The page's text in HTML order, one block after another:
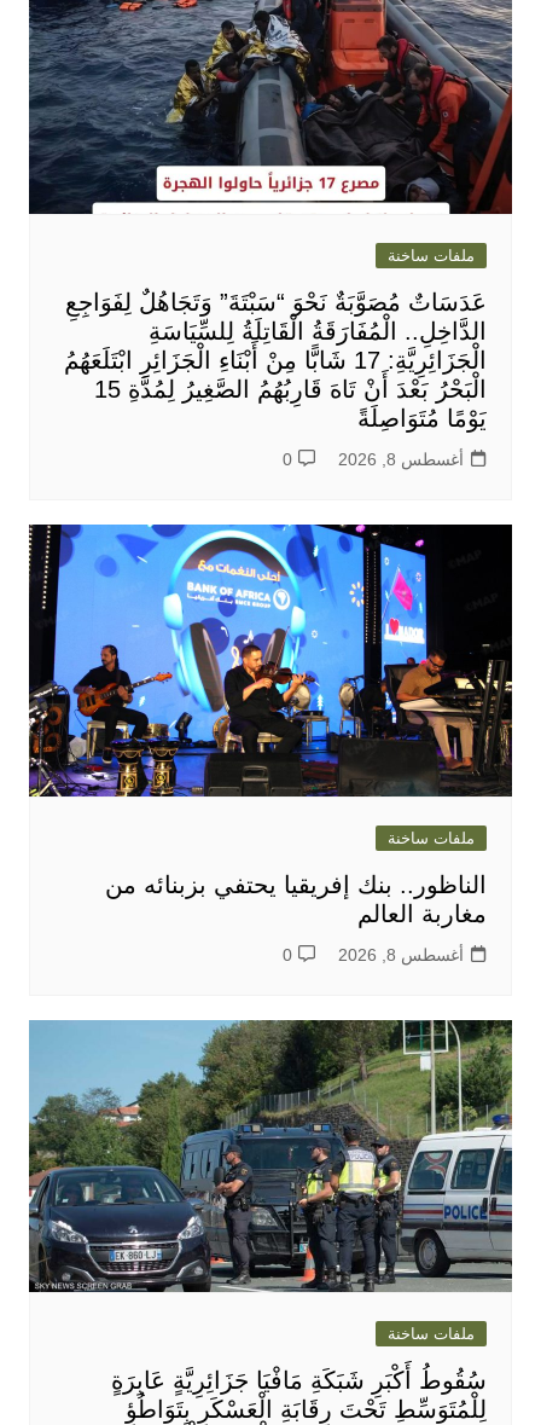
ملفات ساخنة
عَدَسَاتٌ مُصَوَّبَةٌ نَحْوَ “سَبْتَةَ” وَتَجَاهُلٌ لِفَوَاجِعِ
الدَّاخِلِ.. الْمُفَارَقَةُ الْقَاتِلَةُ لِلسِّيَاسَةِ
الْجَزَائِرِيَّةِ: 17 شَابًّا مِنْ أَبْنَاءِ الْجَزَائِرِ ابْتَلَعَهُمُ
الْبَحْرُ بَعْدَ أَنْ تَاهَ قَارِبُهُمُ الصَّغِيرُ لِمُدَّةِ 15
يَوْمًا مُتَوَاصِلَةً
أغسطس 8, 2026 0
ملفات ساخنة
الناظور.. بنك إفريقيا يحتفي بزبنائه من
مغاربة العالم
أغسطس 8, 2026 0
ملفات ساخنة
سُقُوطُ أَكْبَرِ شَبَكَةِ مَافْيَا جَزَائِرِيَّةٍ عَابِرَةٍ
لِلْمُتَوَسِّطِ تَحْتَ رِقَابَةِ الْعَسْكَرِ بِتَوَاطُؤِ